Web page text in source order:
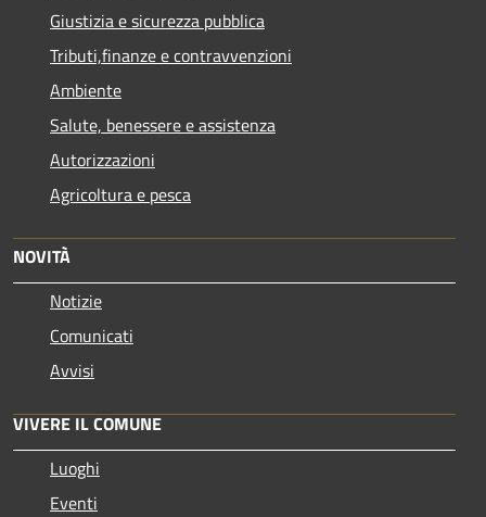
Giustizia e sicurezza pubblica
Tributi,finanze e contravvenzioni
Ambiente
Salute, benessere e assistenza
Autorizzazioni
Agricoltura e pesca
NOVITÀ
Notizie
Comunicati
Avvisi
VIVERE IL COMUNE
Luoghi
Eventi